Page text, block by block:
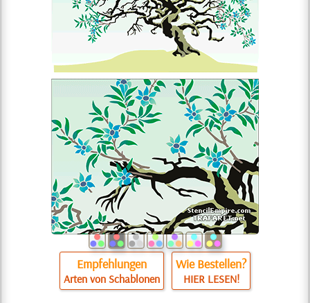
Empfehlungen
Arten von Schablonen
Wie Bestellen?
HIER LESEN!